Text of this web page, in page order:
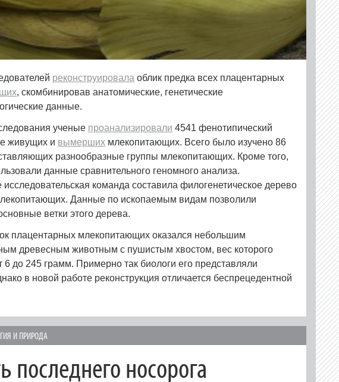
реконструировала облик предка всех плацентарных
, скомбинировав анатомические, генетические
данные.
ученые проанализировали 4541 фенотипический
живущих и вымерших млекопитающих. Всего было изучено 86
разнообразные группы млекопитающих. Кроме того,
данные сравнительного геномного анализа.
исследовательская команда составила филогенетическое дерево
Данные по ископаемым видам позволили
ветки этого дерева.
плацентарных млекопитающих оказался небольшим
древесным животным с пушистым хвостом, вес которого
6 до 245 грамм. Примерно так биологи его представляли
в новой работе реконструкция отличается беспрецедентной
И ПРИРОДА
последнего носорога